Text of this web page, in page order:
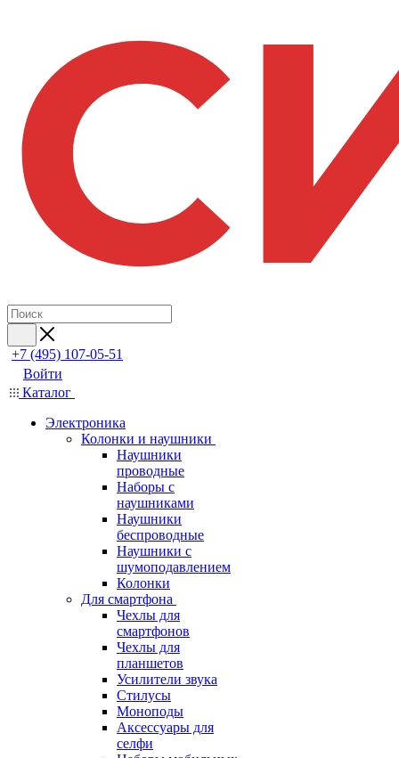
+7 (495) 107-05-51
Войти
Каталог
Электроника
Колонки и наушники
Наушники
проводные
Наборы с
наушниками
Наушники
беспроводные
Наушники с
шумоподавлением
Колонки
Для смартфона
Чехлы для
смартфонов
Чехлы для
планшетов
Усилители звука
Стилусы
Моноподы
Аксессуары для
селфи